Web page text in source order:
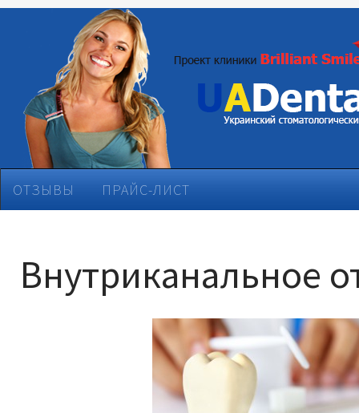
ОТЗЫВЫ ПРАЙС-ЛИСТ
Внутриканальное